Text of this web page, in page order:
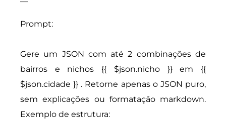
Prompt:
Gere um JSON com até 2 combinações de
bairros e nichos {{ $json.nicho }} em {{
$json.cidade }} . Retorne apenas o JSON puro,
sem explicações ou formatação markdown.
Exemplo de estrutura: